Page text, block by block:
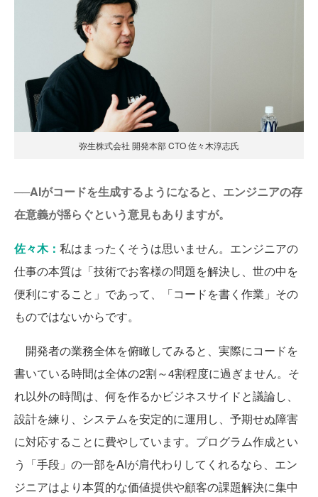
弥生株式会社 開発本部 CTO 佐々木淳志氏
──AIがコードを生成するようになると、エンジニアの存
在意義が揺らぐという意見もありますが。
佐々木： 私はまったくそうは思いません。エンジニアの
仕事の本質は「技術でお客様の問題を解決し、世の中を
便利にすること」であって、「コードを書く作業」その
ものではないからです。
開発者の業務全体を俯瞰してみると、実際にコードを
書いている時間は全体の2割～4割程度に過ぎません。そ
れ以外の時間は、何を作るかビジネスサイドと議論し、
設計を練り、システムを安定的に運用し、予期せぬ障害
に対応することに費やしています。プログラム作成とい
う「手段」の一部をAIが肩代わりしてくれるなら、エン
ジニアはより本質的な価値提供や顧客の課題解決に集中